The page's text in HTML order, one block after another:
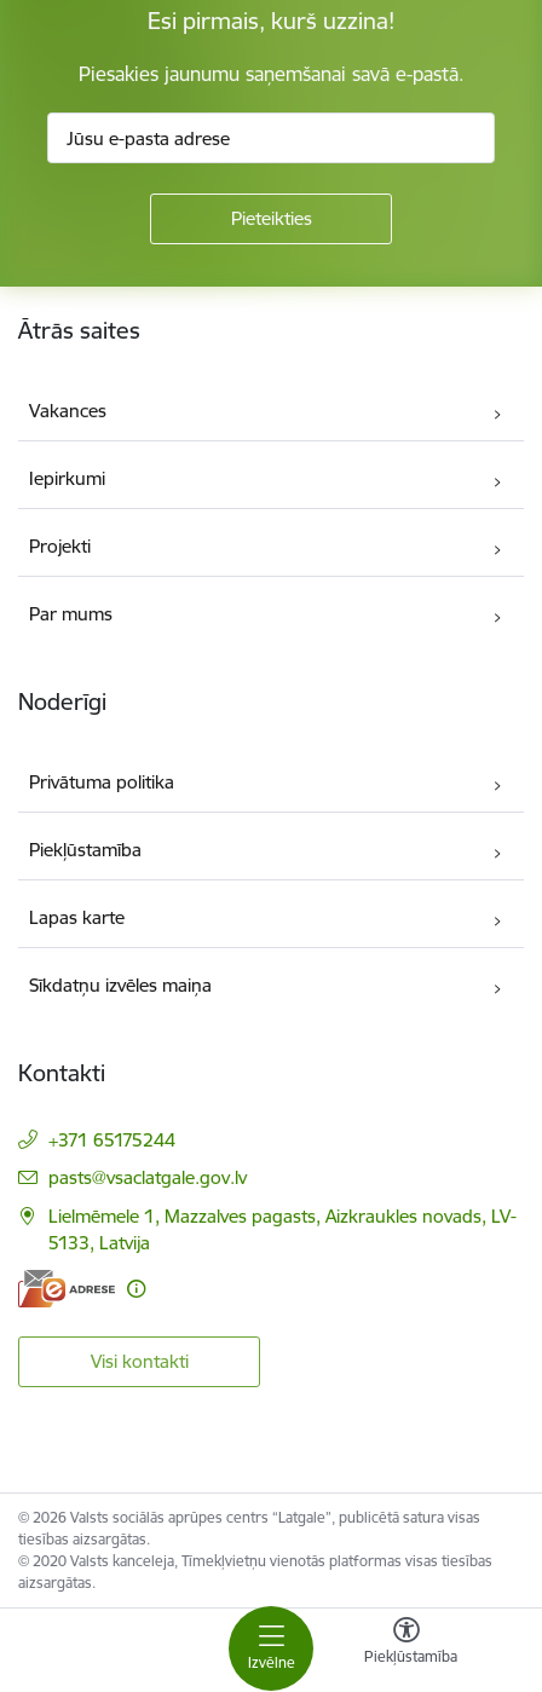
Izvēlne Piekļūstamība
Esi pirmais, kurš uzzina!
Piesakies jaunumu saņemšanai savā e-pastā.
Kājene
Ātrās saites
Vakances
Iepirkumi
Projekti
Par mums
Noderīgi
Privātuma politika
Piekļūstamība
Lapas karte
Sīkdatņu izvēles maiņa
Kontakti
+371 65175244
E-pasts:
pasts@vsaclatgale.gov.lv
Lielmēmele 1, Mazzalves pagasts, Aizkraukles novads, LV-
5133, Latvija
Visi kontakti
© 2026 Valsts sociālās aprūpes centrs “Latgale”, publicētā satura visas
tiesības aizsargātas.
© 2020 Valsts kanceleja, Tīmekļvietņu vienotās platformas visas tiesības
aizsargātas.